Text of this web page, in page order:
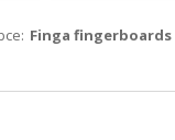
Finga fingerboards